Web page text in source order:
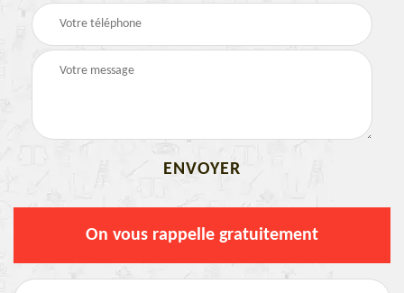
On vous rappelle gratuitement